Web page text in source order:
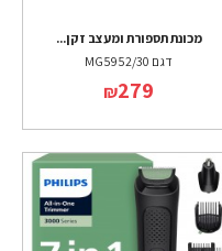
מכונת תספורת ומעצב זקן...
דגם MG5952/30
₪279